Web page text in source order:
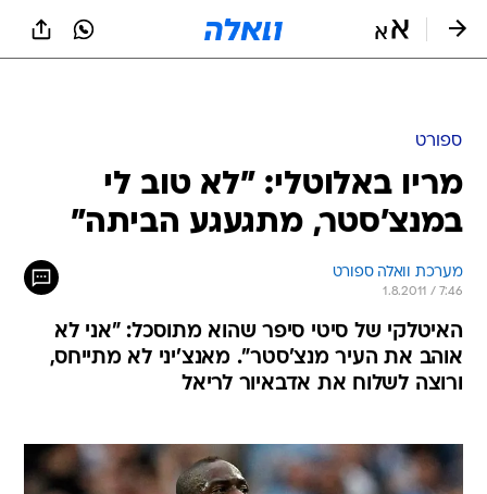
ספורט
מריו באלוטלי: "לא טוב לי
במנצ'סטר, מתגעגע הביתה"
מערכת וואלה ספורט
1.8.2011 / 7:46
האיטלקי של סיטי סיפר שהוא מתוסכל: "אני לא
אוהב את העיר מנצ'סטר". מאנצ'יני לא מתייחס,
ורוצה לשלוח את אדבאיור לריאל